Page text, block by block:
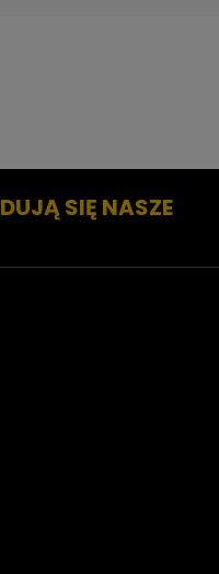
SIĘ NASZE